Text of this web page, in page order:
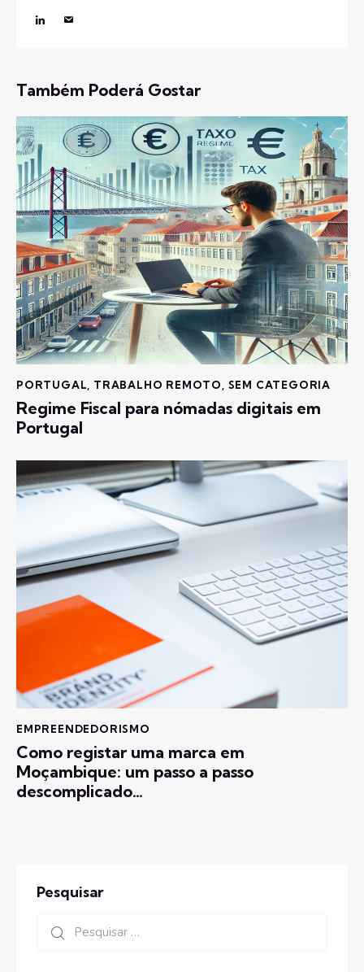
Também Poderá Gostar
PORTUGAL TRABALHO REMOTO SEM CATEGORIA
Regime Fiscal para nómadas digitais em
Portugal
EMPREENDEDORISMO
Como registar uma marca em
Moçambique: um passo a passo
descomplicado…
Pesquisar